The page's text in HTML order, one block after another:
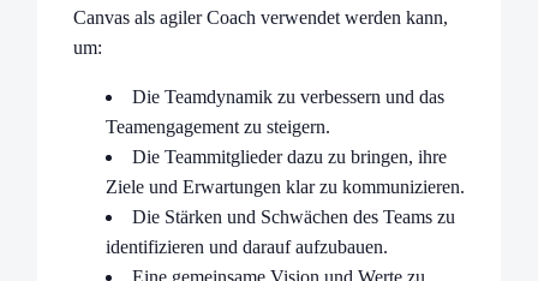
Canvas als agiler Coach verwendet werden kann,
um:
Die Teamdynamik zu verbessern und das
Teamengagement zu steigern.
Die Teammitglieder dazu zu bringen, ihre
Ziele und Erwartungen klar zu kommunizieren.
Die Stärken und Schwächen des Teams zu
identifizieren und darauf aufzubauen.